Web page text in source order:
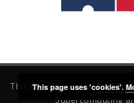
This service runs onDInGO
Supercomputing
This page uses 'cookies'.